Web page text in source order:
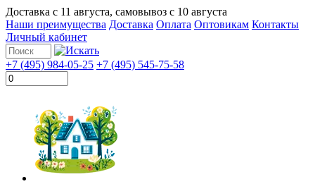
Доставка с 11 августа, самовывоз с 10 августа
Наши преимущества Доставка Оплата Оптовикам Контакты
Личный кабинет
+7 (495) 984-05-25 +7 (495) 545-75-58